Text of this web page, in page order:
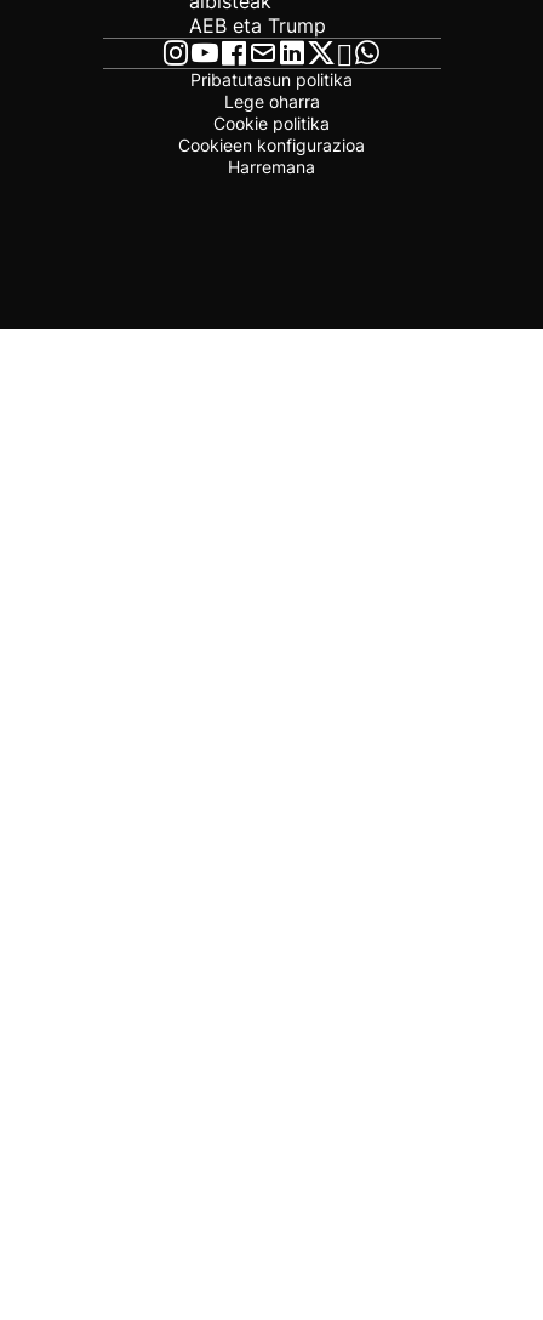
AEB eta Trump
Pribatutasun politika
Lege oharra
Cookie politika
Cookieen konfigurazioa
Harremana